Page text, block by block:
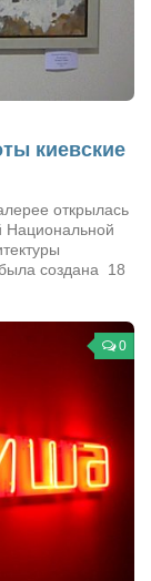
одежды
киевские
открылась
Национальной
создана 18
0